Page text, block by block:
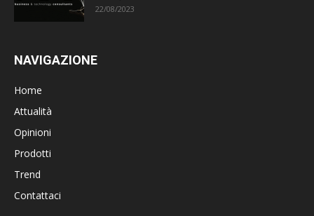
22/08/2023
NAVIGAZIONE
Home
Attualità
Opinioni
Prodotti
Trend
Contattaci